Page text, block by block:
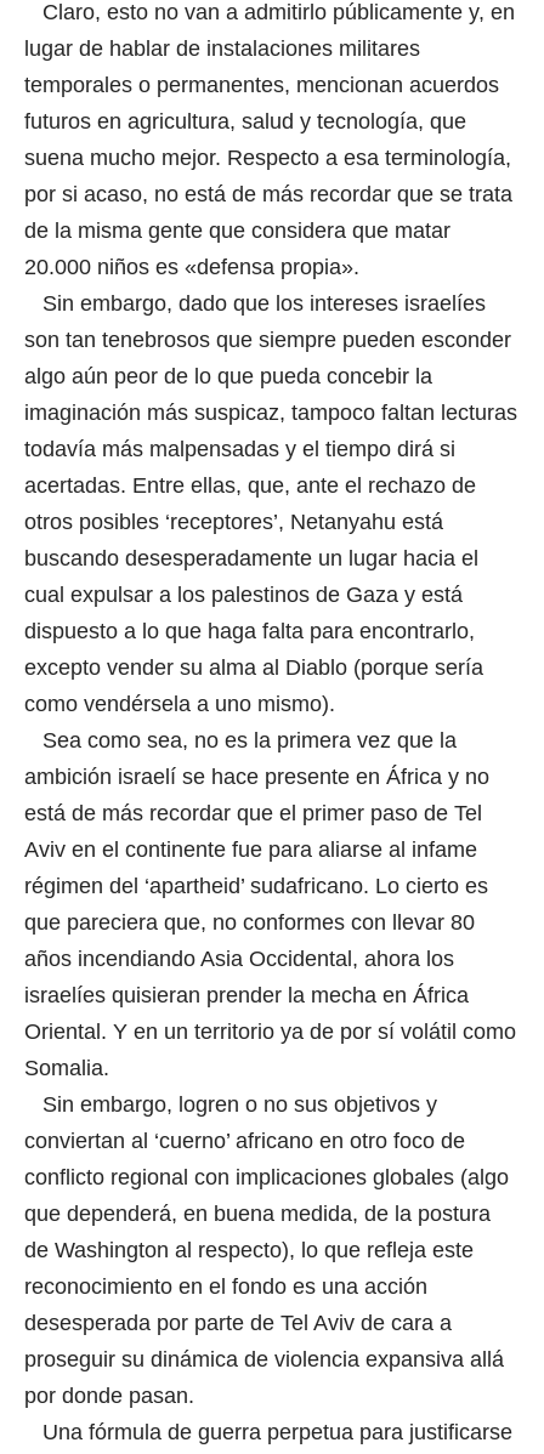
Claro, esto no van a admitirlo públicamente y, en
lugar de hablar de instalaciones militares
temporales o permanentes, mencionan acuerdos
futuros en agricultura, salud y tecnología, que
suena mucho mejor. Respecto a esa terminología,
por si acaso, no está de más recordar que se trata
de la misma gente que considera que matar
20.000 niños es «defensa propia».
Sin embargo, dado que los intereses israelíes
son tan tenebrosos que siempre pueden esconder
algo aún peor de lo que pueda concebir la
imaginación más suspicaz, tampoco faltan lecturas
todavía más malpensadas y el tiempo dirá si
acertadas. Entre ellas, que, ante el rechazo de
otros posibles ‘receptores’, Netanyahu está
buscando desesperadamente un lugar hacia el
cual expulsar a los palestinos de Gaza y está
dispuesto a lo que haga falta para encontrarlo,
excepto vender su alma al Diablo (porque sería
como vendérsela a uno mismo).
Sea como sea, no es la primera vez que la
ambición israelí se hace presente en África y no
está de más recordar que el primer paso de Tel
Aviv en el continente fue para aliarse al infame
régimen del ‘apartheid’ sudafricano. Lo cierto es
que pareciera que, no conformes con llevar 80
años incendiando Asia Occidental, ahora los
israelíes quisieran prender la mecha en África
Oriental. Y en un territorio ya de por sí volátil como
Somalia.
Sin embargo, logren o no sus objetivos y
conviertan al ‘cuerno’ africano en otro foco de
conflicto regional con implicaciones globales (algo
que dependerá, en buena medida, de la postura
de Washington al respecto), lo que refleja este
reconocimiento en el fondo es una acción
desesperada por parte de Tel Aviv de cara a
proseguir su dinámica de violencia expansiva allá
por donde pasan.
Una fórmula de guerra perpetua para justificarse